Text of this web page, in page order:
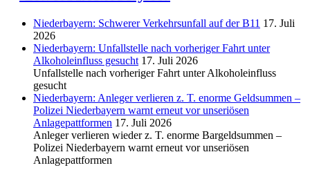
Niederbayern: Schwerer Verkehrsunfall auf der B11 17. Juli
2026
Niederbayern: Unfallstelle nach vorheriger Fahrt unter
Alkoholeinfluss gesucht 17. Juli 2026
Unfallstelle nach vorheriger Fahrt unter Alkoholeinfluss
gesucht
Niederbayern: Anleger verlieren z. T. enorme Geldsummen –
Polizei Niederbayern warnt erneut vor unseriösen
Anlagepattformen 17. Juli 2026
Anleger verlieren wieder z. T. enorme Bargeldsummen –
Polizei Niederbayern warnt erneut vor unseriösen
Anlagepattformen